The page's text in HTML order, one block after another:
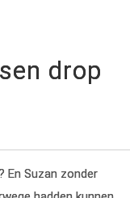
drop
En Suzan zonder